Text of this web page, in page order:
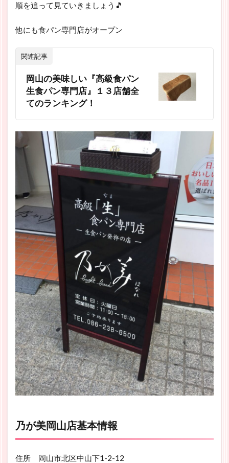
順を追って見ていきましょう🎵
他にも食パン専門店がオープン
関連記事
岡山の美味しい『高級食パン
生食パン専門店』１３店舗全
てのランキング！
乃が美岡山店基本情報
住所 岡山市北区中山下1-2-12